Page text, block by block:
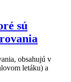
sú
obsahujú v
letáku) a